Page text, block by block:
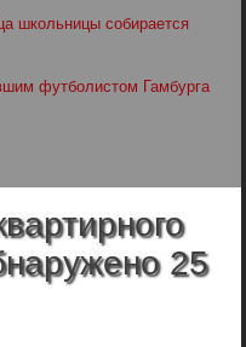
школьницы собирается
футболистом Гамбурга
25